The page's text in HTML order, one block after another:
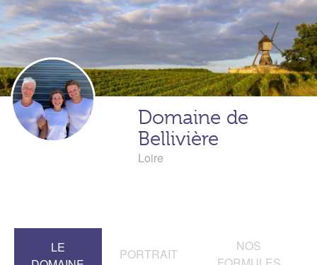
Domaine de
Bellivière
Loire
LE
PORTRAIT
NOS